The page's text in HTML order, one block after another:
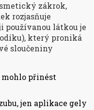
zákrok,
rozjasňuje
používanou látkou je
, který proniká
sloučeniny
mohlo přinést
jen aplikace gely